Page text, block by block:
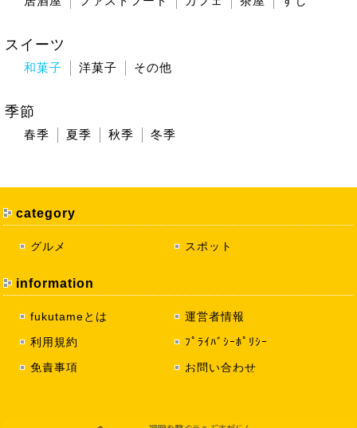
スイーツ
和菓子 洋菓子 その他
季節
春季 夏季 秋季 冬季
category
グルメ スポット
information
fukutameとは
運営者情報
利用規約
ﾌﾟﾗｲﾊﾞｼｰﾎﾟﾘｼｰ
免責事項
お問い合わせ